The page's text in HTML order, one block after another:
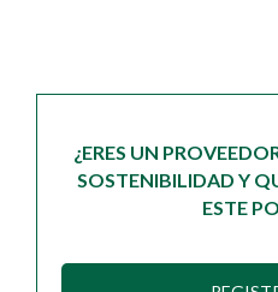
¿ERES UN
SOSTENIBILIDAD Y
ESTE